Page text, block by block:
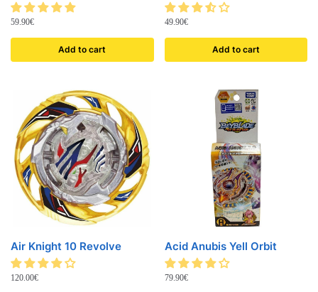
59.90€
Add to cart
49.90€
Add to cart
Air Knight 10 Revolve
120.00€
Acid Anubis Yell Orbit
79.90€